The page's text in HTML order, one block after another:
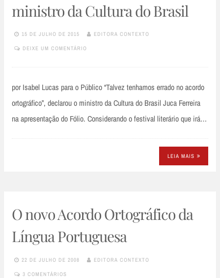
ministro da Cultura do Brasil
15 DE JULHO DE 2015 EDITORA CONTEXTO
DEIXE UM COMENTÁRIO
por Isabel Lucas para o Público “Talvez tenhamos errado no acordo
ortográfico”, declarou o ministro da Cultura do Brasil Juca Ferreira
na apresentação do Fólio. Considerando o festival literário que irá…
LEIA MAIS
O novo Acordo Ortográfico da
Língua Portuguesa
22 DE JULHO DE 2008 EDITORA CONTEXTO
3 COMENTÁRIOS